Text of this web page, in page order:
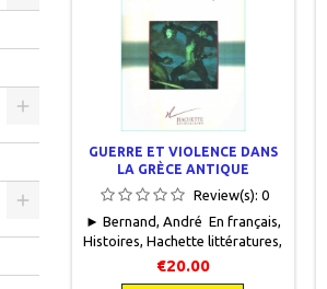
GUERRE ET VIOLENCE DANS
LA GRÈCE ANTIQUE
Review(s):0
► Bernand, André En français,
Histoires, Hachette littératures,
1999, 14 x 22,5, 452 pages,
broché,
€20.00